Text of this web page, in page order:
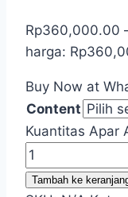
Rp360,000.00
harga:
Buy Now at
Content
Kuantitas Apar
Tambah ke